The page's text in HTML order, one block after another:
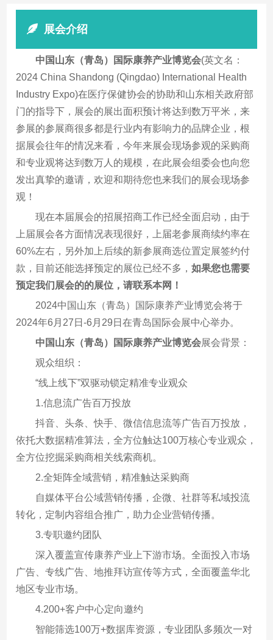
展会介绍
中国山东（青岛）国际康养产业博览会(英文名：
2024 China Shandong (Qingdao) International Health
Industry Expo)在医疗保健协会的协助和山东相关政府部
门的指导下，展会的展出面积预计将达到数万平米，来
参展的参展商很多都是行业内有影响力的品牌企业，根
据展会往年的情况来看，今年来展会现场参观的采购商
和专业观将达到数万人的规模，在此展会组委会也向您
发出真挚的邀请，欢迎和期待您也来我们的展会现场参
观！
现在本届展会的招展招商工作已经全面启动，由于
上届展会各方面情况表现很好，上届老参展商续约率在
60%左右，另外加上后续的新参展商选位置定展签约付
款，目前还能选择预定的展位已经不多，如果您也需要
预定我们展会的的展位，请联系本网！
2024中国山东（青岛）国际康养产业博览会将于
2024年6月27日-6月29日在青岛国际会展中心举办。
中国山东（青岛）国际康养产业博览会展会背景：
观众组织：
“线上线下”双驱动锁定精准专业观众
1.信息流广告百万投放
抖音、头条、快手、微信信息流等广告百万投放，
依托大数据精准算法，全方位触达100万核心专业观众，
全方位挖掘采购商相关线索商机。
2.全矩阵全域营销，精准触达采购商
自媒体平台公域营销传播，企微、社群等私域投流
转化，定制内容组合推广，助力企业营销传播。
3.专职邀约团队
深入覆盖宣传康养产业上下游市场。全面投入市场
广告、专线广告、地推拜访宣传等方式，全面覆盖华北
地区专业市场。
4.200+客户中心定向邀约
智能筛选100万+数据库资源，专业团队多频次一对